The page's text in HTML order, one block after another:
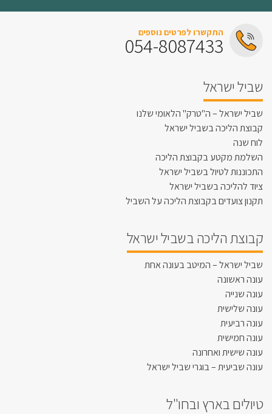
התקשרו לפרטים נוספים
054-8087433
שביל ישראל
שביל ישראל – ה"טרק" הלאומי שלנו
קבוצת הליכה בשביל ישראל
לוח שנה
השלמת מקטע בקבוצת הליכה
התכוננות לטיול בשביל ישראל
ציוד להליכה בשביל ישראל
תקנון צועדים בקבוצת הליכה על השביל
קבוצת הליכה בשביל ישראל
שביל ישראל – המיטב בעונה אחת
עונה ראשונה
עונה שנייה
עונה שלישית
עונה רביעית
עונה חמישית
עונה שישית ואחרונה
עונה שביעית – בוגרי שביל ישראל
טיולים בארץ ובחו"ל